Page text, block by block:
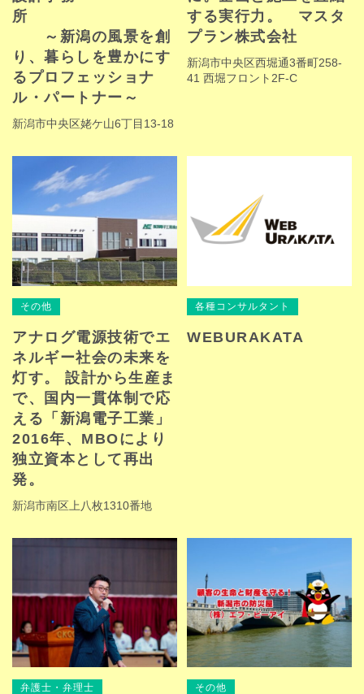
所
～新潟の風景を創
り、暮らしを豊かにす
るプロフェッショナ
ル・パートナー～
新潟市中央区姥ケ山6丁目13-18
する実行力。 マスタ
プラン株式会社
新潟市中央区西堀通3番町258-
41 西堀フロント2F-C
その他
アナログ電源技術でエ
ネルギー社会の未来を
灯す。 設計から生産ま
で、国内一貫体制で応
える「新潟電子工業」
2016年、MBOにより
独立資本として再出
発。
新潟市南区上八枚1310番地
各種コンサルタント
WEBURAKATA
弁護士・弁理士 その他